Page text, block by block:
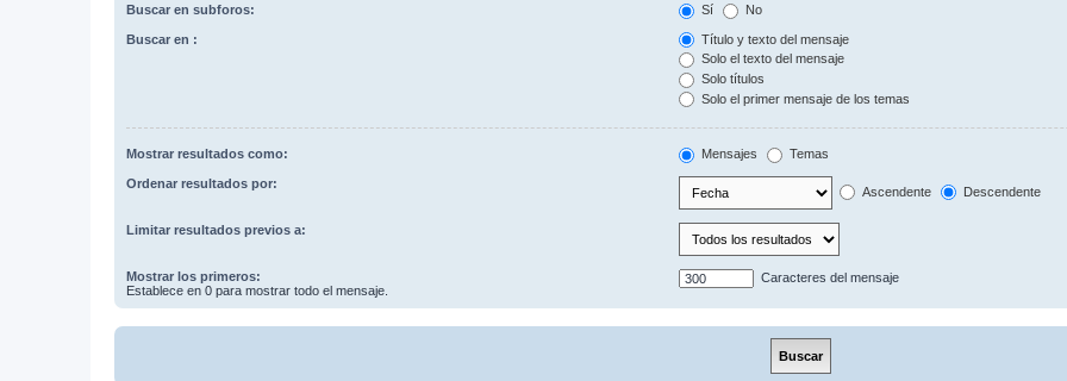
Buscar en subforos: Sí No
Buscar en :
Título y texto del mensaje
Solo el texto del mensaje
Solo títulos
Solo el primer mensaje de los temas
Mostrar resultados como: Mensajes Temas
Ordenar resultados por:
Ascendente Descendente
Limitar resultados previos a:
Mostrar los primeros:
Establece en 0 para mostrar todo el mensaje.
Caracteres del mensaje